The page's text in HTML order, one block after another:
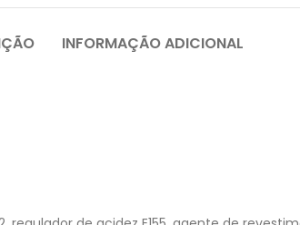
INFORMAÇÃO ADICIONAL